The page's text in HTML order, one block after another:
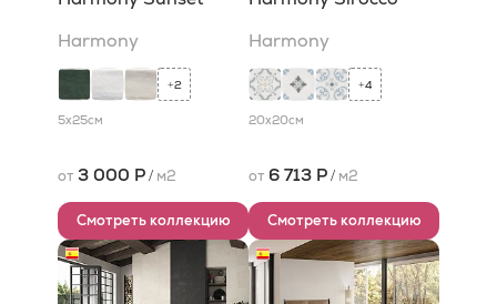
Harmony
+2
5x25см
от 3 000 Р/ м2
Смотреть коллекцию
Harmony
+4
20x20см
от 6 713 Р/ м2
Смотреть коллекцию